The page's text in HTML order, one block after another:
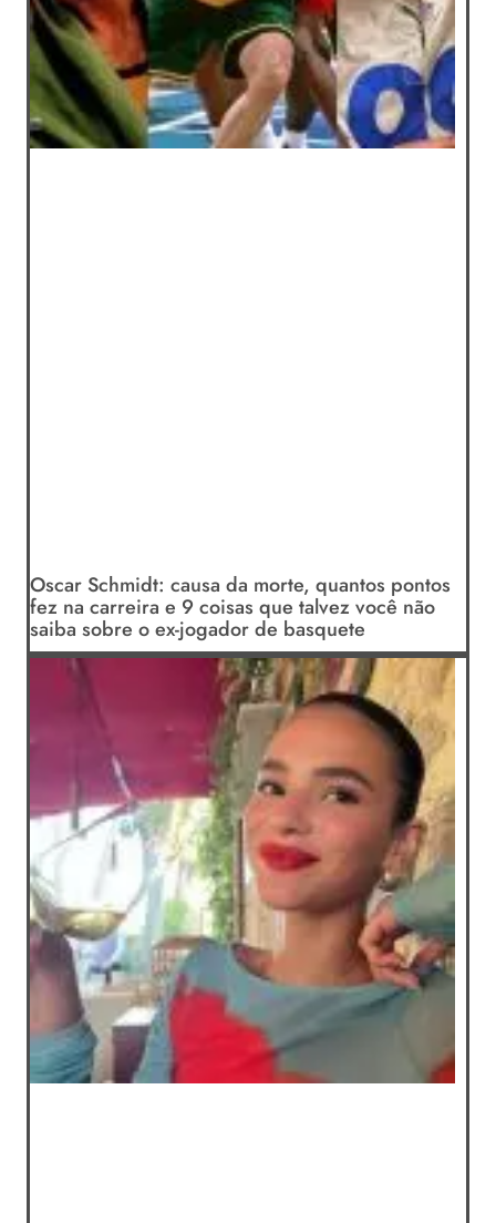
Oscar Schmidt: causa da morte, quantos pontos
fez na carreira e 9 coisas que talvez você não
saiba sobre o ex-jogador de basquete